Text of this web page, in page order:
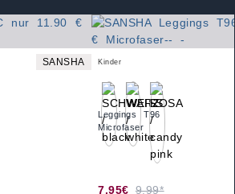
SANSHA Kinder
Leggings T96
Microfaser
7.95€ 9.99*